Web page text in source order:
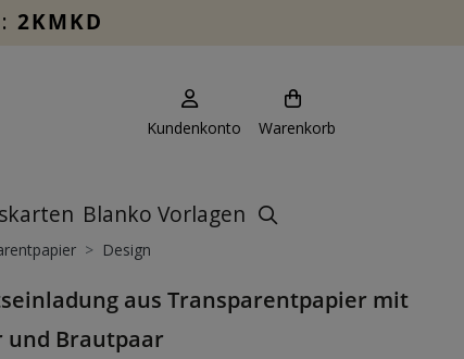
2KMKD
Kundenkonto Warenkorb
Blanko Vorlagen
Design
aus Transparentpapier mit
und Brautpaar